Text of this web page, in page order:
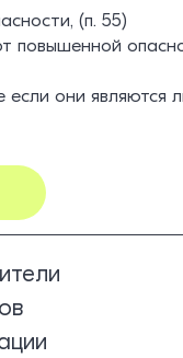
(п. 55)
повышенной
если они